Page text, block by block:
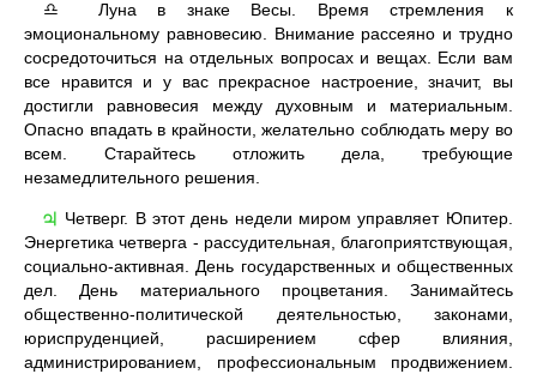
♎
Луна в знаке Весы. Время стремления к
эмоциональному равновесию. Внимание рассеяно и трудно
сосредоточиться на отдельных вопросах и вещах. Если вам
все нравится и у вас прекрасное настроение, значит, вы
достигли равновесия между духовным и материальным.
Опасно впадать в крайности, желательно соблюдать меру во
всем. Старайтесь отложить дела, требующие
незамедлительного решения.
♃
Четверг. В этот день недели миром управляет Юпитер.
Энергетика четверга - рассудительная, благоприятствующая,
социально-активная. День государственных и общественных
дел. День материального процветания. Занимайтесь
общественно-политической деятельностью, законами,
юриспруденцией, расширением сфер влияния,
администрированием, профессиональным продвижением.